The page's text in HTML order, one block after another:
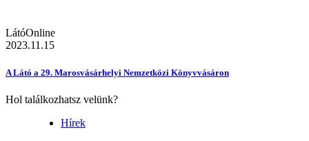
LátóOnline
2023.11.15
A Látó a 29. Marosvásárhelyi Nemzetközi Könyvvásáron
Hol találkozhatsz velünk?
Hírek